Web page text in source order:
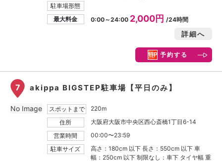
駐車場形態
最大料金
0:00～24:00 2,000円 /24時間
詳細へ
予約する
7 akippa BIGSTEP駐車場【平日のみ】
スポットまで
220m
住所
大阪府大阪市中央区西心斎橋1丁目6-14
営業時間
00:00〜23:59
駐車サイズ
高さ：180cm 以下 長さ：550cm 以下 車
幅：250cm 以下 制限なし：車下 タイヤ幅 重
No Image